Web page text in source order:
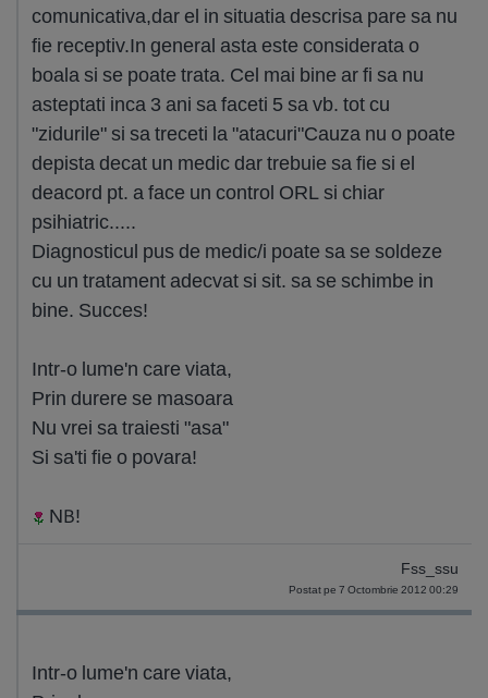
comunicativa,dar el in situatia descrisa pare sa nu
fie receptiv.In general asta este considerata o
boala si se poate trata. Cel mai bine ar fi sa nu
asteptati inca 3 ani sa faceti 5 sa vb. tot cu
"zidurile" si sa treceti la "atacuri"Cauza nu o poate
depista decat un medic dar trebuie sa fie si el
deacord pt. a face un control ORL si chiar
psihiatric.....
Diagnosticul pus de medic/i poate sa se soldeze
cu un tratament adecvat si sit. sa se schimbe in
bine. Succes!
Intr-o lume'n care viata,
Prin durere se masoara
Nu vrei sa traiesti "asa"
Si sa'ti fie o povara!
NB!
Fss_ssu
Postat pe 7 Octombrie 2012 00:29
Intr-o lume'n care viata,